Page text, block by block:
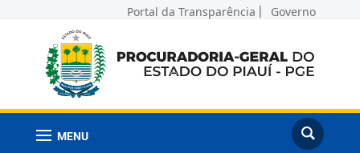
Portal da Transparência Governo
MENU